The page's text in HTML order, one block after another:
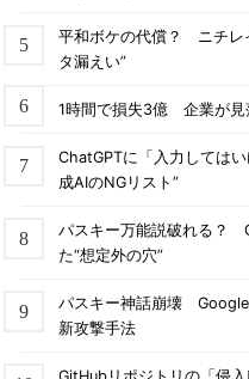
平和ボケの代償？ ニチレ
タ漏えい”
1時間で損失3億 企業が見
ChatGPTに「入力しては
成AIのNGリスト”
パスキー万能説破れる？
た“想定外の穴”
パスキー神話崩壊
新攻撃手法